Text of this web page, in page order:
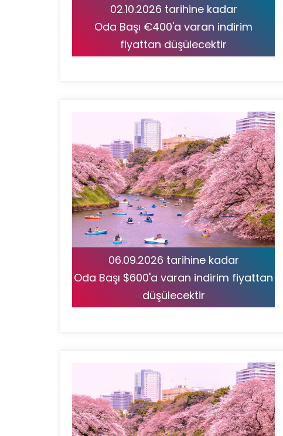
02.10.2026 tarihine kadar
Oda Başı €400'a varan indirim
fiyattan düşülecektir
06.09.2026 tarihine kadar
Oda Başı $600'a varan indirim fiyattan
düşülecektir